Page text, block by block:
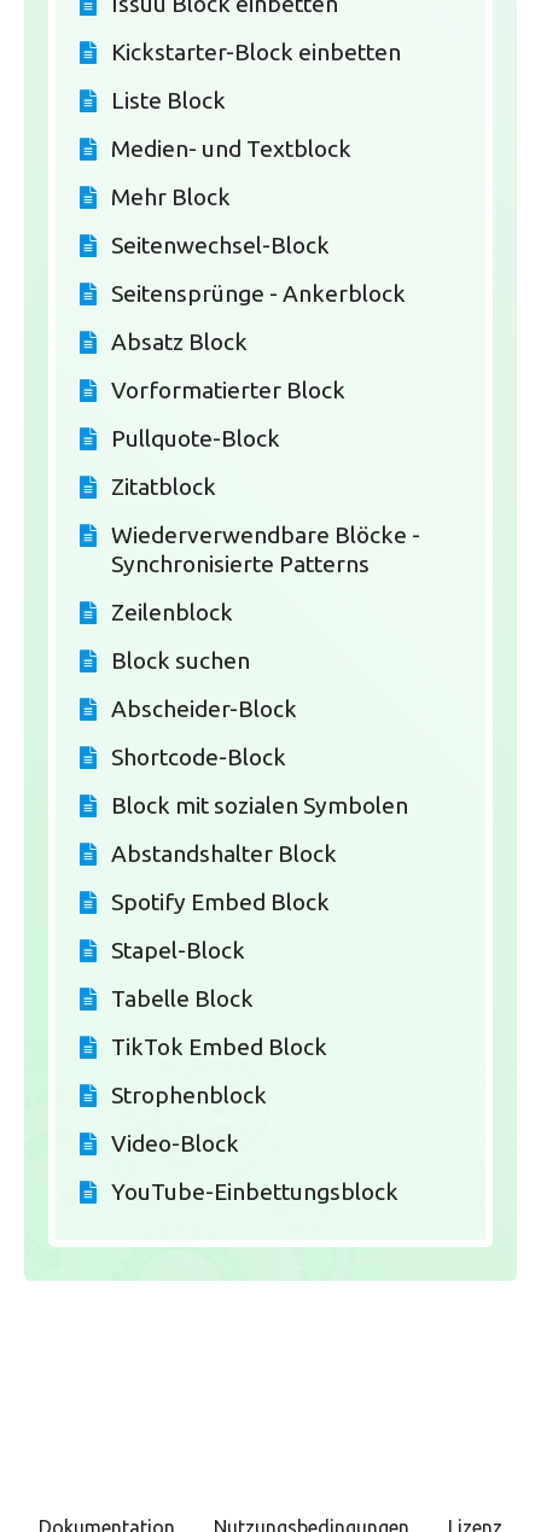
Kickstarter-Block einbetten
Liste Block
Medien- und Textblock
Mehr Block
Seitenwechsel-Block
Seitensprünge - Ankerblock
Absatz Block
Vorformatierter Block
Pullquote-Block
Zitatblock
Wiederverwendbare Blöcke -
Synchronisierte Patterns
Zeilenblock
Block suchen
Abscheider-Block
Shortcode-Block
Block mit sozialen Symbolen
Abstandshalter Block
Spotify Embed Block
Stapel-Block
Tabelle Block
TikTok Embed Block
Strophenblock
Video-Block
YouTube-Einbettungsblock
Dokumentation Nutzungsbedingungen Lizenz